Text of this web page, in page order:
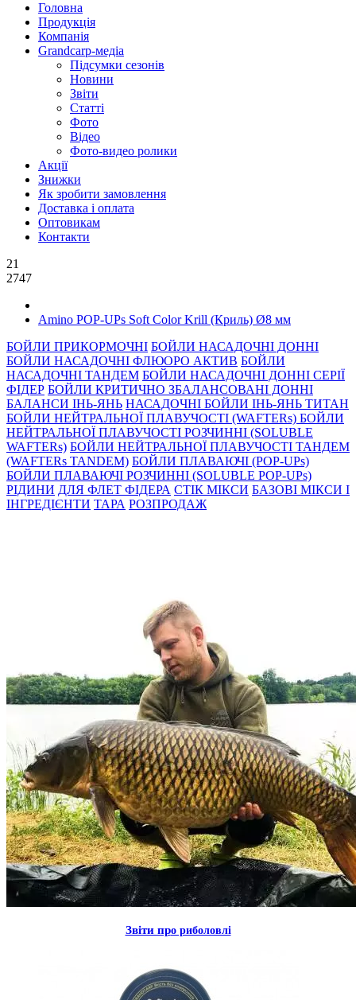
Головна
Продукція
Компанія
Grandcarp-медіа
Підсумки сезонів
Новини
Звіти
Статті
Фото
Відео
Фото-видео ролики
Акції
Знижки
Як зробити замовлення
Доставка і оплата
Оптовикам
Контакти
21
2747
Amino POP-UPs Soft Color Krill (Криль) Ø8 мм
БОЙЛИ ПРИКОРМОЧНI БОЙЛИ НАСАДОЧНI ДОННI
БОЙЛИ НАСАДОЧНІ ФЛЮОРО АКТИВ БОЙЛИ
НАСАДОЧНІ ТАНДЕМ БОЙЛИ НАСАДОЧНI ДОННI СЕРIÏ
ФIДЕР БОЙЛИ КРИТИЧНО ЗБАЛАНСОВАНІ ДОННІ
БАЛАНСИ ІНЬ-ЯНЬ НАСАДОЧНІ БОЙЛИ ІНЬ-ЯНЬ ТИТАН
БОЙЛИ НЕЙТРАЛЬНОÏ ПЛАВУЧОСТI (WAFTERs) БОЙЛИ
НЕЙТРАЛЬНОЇ ПЛАВУЧОСТІ РОЗЧИННІ (SOLUBLE
WAFTERs) БОЙЛИ НЕЙТРАЛЬНОЇ ПЛАВУЧОСТІ ТАНДЕМ
(WAFTERs TANDEM) БОЙЛИ ПЛАВАЮЧІ (POP-UPs)
БОЙЛИ ПЛАВАЮЧI РОЗЧИННI (SOLUBLE POP-UPs)
РIДИНИ ДЛЯ ФЛЕТ ФІДЕРА СТIК МIКСИ БАЗОВІ МІКСИ І
ІНГРЕДІЄНТИ ТАРА РОЗПРОДАЖ
Звiти про риболовлi